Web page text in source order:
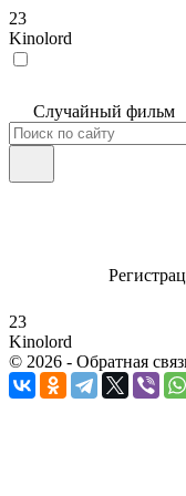
23
Kinolord
Случайный фильм
23
Kinolord
© 2026 - Обратная